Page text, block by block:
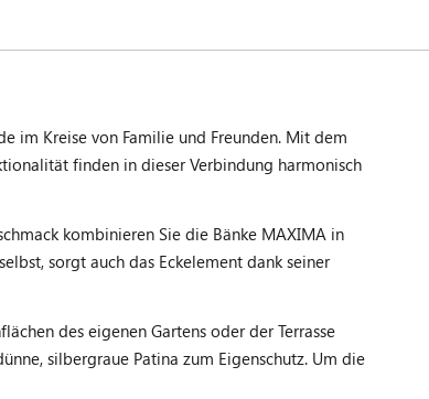
im Kreise von Familie und Freunden. Mit dem
finden in dieser Verbindung harmonisch
kombinieren Sie die Bänke MAXIMA in
sorgt auch das Eckelement dank seiner
des eigenen Gartens oder der Terrasse
silbergraue Patina zum Eigenschutz. Um die